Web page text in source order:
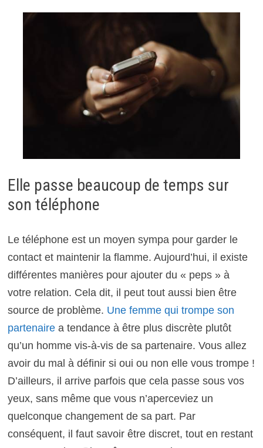
Elle passe beaucoup de temps sur
son téléphone
Le téléphone est un moyen sympa pour garder le
contact et maintenir la flamme. Aujourd’hui, il existe
différentes manières pour ajouter du « peps » à
votre relation. Cela dit, il peut tout aussi bien être
source de problème. Une femme qui trompe son
partenairea tendance à être plus discrète plutôt
qu’un homme vis-à-vis de sa partenaire. Vous allez
avoir du mal à définir si oui ou non elle vous trompe !
D’ailleurs, il arrive parfois que cela passe sous vos
yeux, sans même que vous n’aperceviez un
quelconque changement de sa part. Par
conséquent, il faut savoir être discret, tout en restant